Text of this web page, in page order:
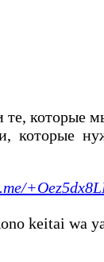
которые
keitai wa